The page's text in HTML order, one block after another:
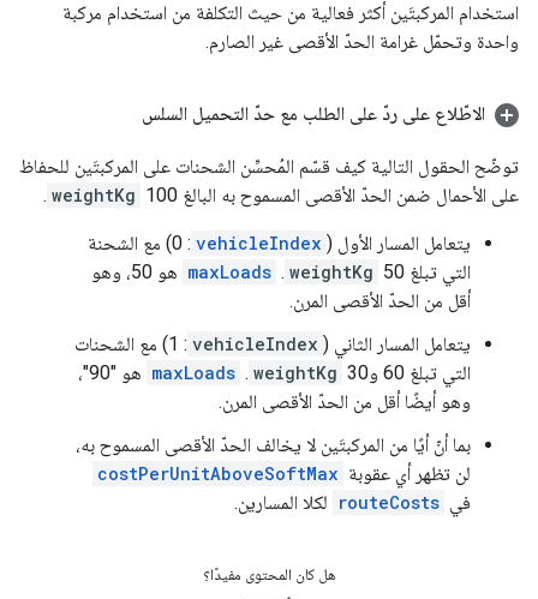
استخدام المركبتَين أكثر فعالية من حيث التكلفة من استخدام مركبة
واحدة وتحمّل غرامة الحدّ الأقصى غير الصارم.
الاطّلاع على ردّ على الطلب مع حدّ التحميل السلس
توضّح الحقول التالية كيف قسّم المُحسِّن الشحنات على المركبتَين للحفاظ
على الأحمال ضمن الحدّ الأقصى المسموح به البالغ 100
weightKg
.
يتعامل المسار الأول ( vehicleIndex
: 0) مع الشحنة
التي تبلغ 50
weightKg
.
maxLoads
هو 50، وهو
أقل من الحدّ الأقصى المرن.
يتعامل المسار الثاني ( vehicleIndex
: 1) مع الشحنات
التي تبلغ 60 و30
weightKg
.
maxLoads
هو "90"،
وهو أيضًا أقل من الحدّ الأقصى المرن.
بما أنّ أيًا من المركبتَين لا يخالف الحدّ الأقصى المسموح به،
لن تظهر أي عقوبة costPerUnitAboveSoftMax
في routeCosts لكلا المسارين.
هل كان المحتوى مفيدًا؟